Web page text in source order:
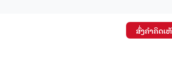
ສົ່ງຄໍາຄິດເ